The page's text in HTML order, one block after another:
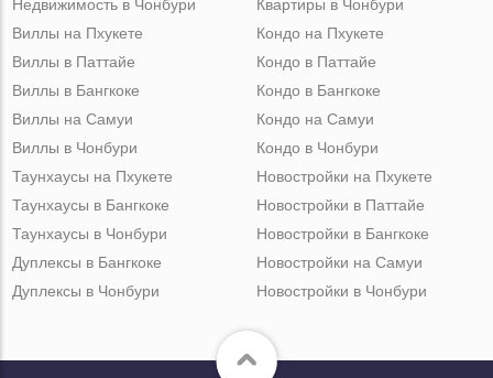
Недвижимость в Чонбури
Квартиры в Чонбури
Виллы на Пхукете
Виллы в Паттайе
Виллы в Бангкоке
Виллы на Самуи
Виллы в Чонбури
Кондо на Пхукете
Кондо в Паттайе
Кондо в Бангкоке
Кондо на Самуи
Кондо в Чонбури
Таунхаусы на Пхукете
Таунхаусы в Бангкоке
Таунхаусы в Чонбури
Дуплексы в Бангкоке
Дуплексы в Чонбури
Новостройки на Пхукете
Новостройки в Паттайе
Новостройки в Бангкоке
Новостройки на Самуи
Новостройки в Чонбури